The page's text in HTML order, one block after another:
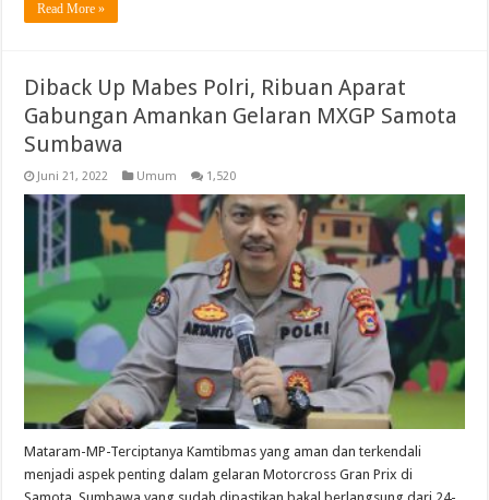
Read More »
Diback Up Mabes Polri, Ribuan Aparat
Gabungan Amankan Gelaran MXGP Samota
Sumbawa
Juni 21, 2022 Umum 1,520
Mataram-MP-Terciptanya Kamtibmas yang aman dan terkendali
menjadi aspek penting dalam gelaran Motorcross Gran Prix di